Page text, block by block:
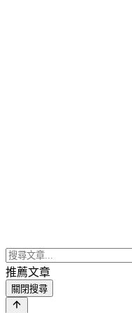
推薦文章
關閉搜尋